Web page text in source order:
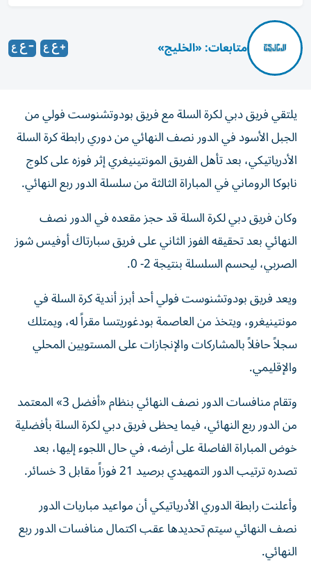
متابعات: «الخليج»
يلتقي فريق دبي لكرة السلة مع فريق بودوتشنوست فولي من
الجبل الأسود في الدور نصف النهائي من دوري رابطة كرة السلة
الأدرياتيكي، بعد تأهل الفريق المونتينيغري إثر فوزه على كلوج
نابوكا الروماني في المباراة الثالثة من سلسلة الدور ربع النهائي.
وكان فريق دبي لكرة السلة قد حجز مقعده في الدور نصف
النهائي بعد تحقيقه الفوز الثاني على فريق سبارتاك أوفيس شوز
الصربي، ليحسم السلسلة بنتيجة 2- 0.
ويعد فريق بودوتشنوست فولي أحد أبرز أندية كرة السلة في
مونتينيغرو، ويتخذ من العاصمة بودغوريتسا مقراً له، ويمتلك
سجلاً حافلاً بالمشاركات والإنجازات على المستويين المحلي
والإقليمي.
وتقام منافسات الدور نصف النهائي بنظام «أفضل 3» المعتمد
من الدور ربع النهائي، فيما يحظى فريق دبي لكرة السلة بأفضلية
خوض المباراة الفاصلة على أرضه، في حال اللجوء إليها، بعد
تصدره ترتيب الدور التمهيدي برصيد 21 فوزاً مقابل 3 خسائر.
وأعلنت رابطة الدوري الأدرياتيكي أن مواعيد مباريات الدور
نصف النهائي سيتم تحديدها عقب اكتمال منافسات الدور ربع
النهائي.